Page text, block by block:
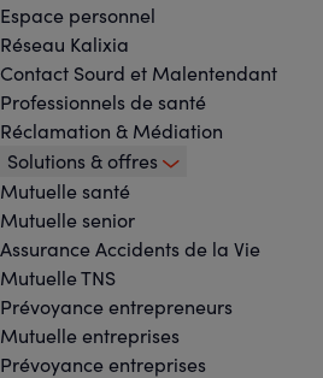
Espace personnel
Réseau Kalixia
Contact Sourd et Malentendant
Professionnels de santé
Réclamation & Médiation
Solutions & offres
Mutuelle santé
Mutuelle senior
Assurance Accidents de la Vie
Mutuelle TNS
Prévoyance entrepreneurs
Mutuelle entreprises
Prévoyance entreprises